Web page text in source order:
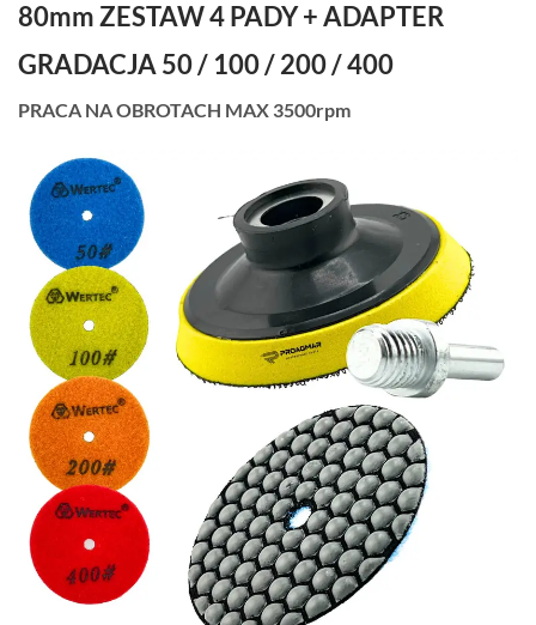
80mm ZESTAW 4 PADY + ADAPTER
GRADACJA 50 / 100 / 200 / 400
PRACA NA OBROTACH MAX 3500rpm